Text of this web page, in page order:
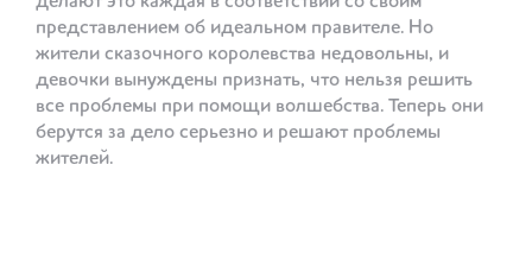
представлением об идеальном правителе. Но
жители сказочного королевства недовольны, и
девочки вынуждены признать, что нельзя решить
все проблемы при помощи волшебства. Теперь они
берутся за дело серьезно и решают проблемы
жителей.